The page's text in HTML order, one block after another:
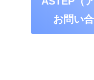
お問い